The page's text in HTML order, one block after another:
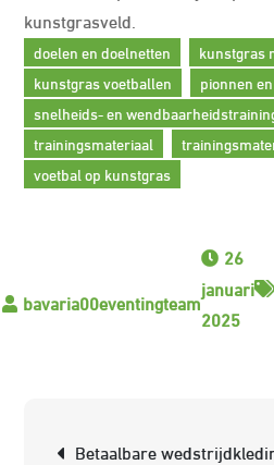
kunstgrasveld.
doelen en doelnetten
kunstgras
kunstgras voetballen
pionnen
snelheids- en
trainingsmateriaal
voetbal op kunstgras
26
januari
2025
Betaalbare